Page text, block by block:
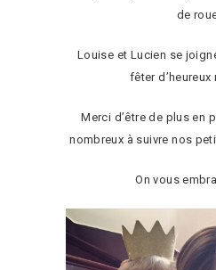
de
Louise et Lucien se
fêter
Merci d’être de plus en
nombreux à suivre nos
On vous